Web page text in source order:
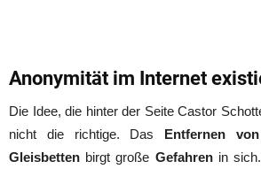
Anonymität im Internet
Die Idee, die hinter der Seite Castor
nicht die richtige. Das Entfernen
Gleisbetten birgt große Gefahrenin sich.